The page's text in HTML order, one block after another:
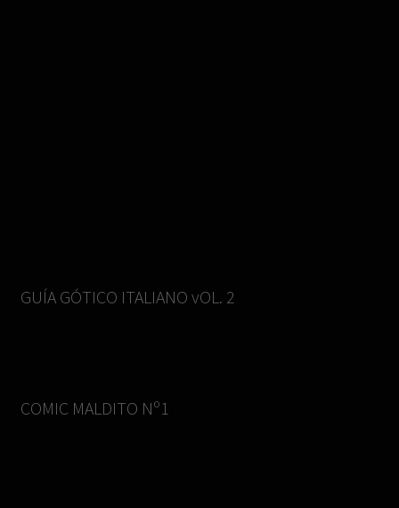
GUÍA GÓTICO ITALIANO vOL. 2
COMIC MALDITO Nº1